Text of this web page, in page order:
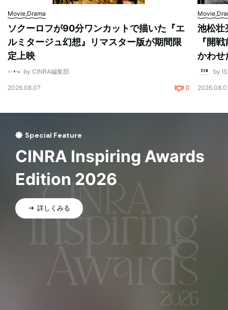
Movie,Drama
ソクーロフが90分ワンカットで描いた『エ
ルミタージュ幻想』リマスター版が期間限
定上映
by CINRA編集部
2026.08.07 0
池松壮
『開
かわせ
by
Special Feature
CINRA Inspiring Awards
Edition 2026
詳しくみる